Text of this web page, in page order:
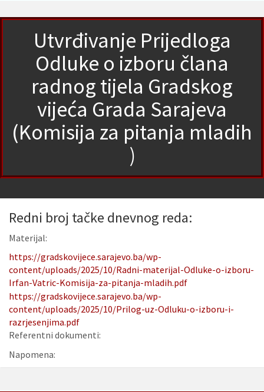
Utvrđivanje Prijedloga
Odluke o izboru člana
radnog tijela Gradskog
vijeća Grada Sarajeva
(Komisija za pitanja mladih
)
Redni broj tačke dnevnog reda:
Materijal:
https://gradskovijece.sarajevo.ba/wp-
content/uploads/2025/10/Radni-materijal-Odluke-o-izboru-
Irfan-Vatric-Komisija-za-pitanja-mladih.pdf
https://gradskovijece.sarajevo.ba/wp-
content/uploads/2025/10/Prilog-uz-Odluku-o-izboru-i-
razrjesenjima.pdf
Referentni dokumenti:
Napomena: